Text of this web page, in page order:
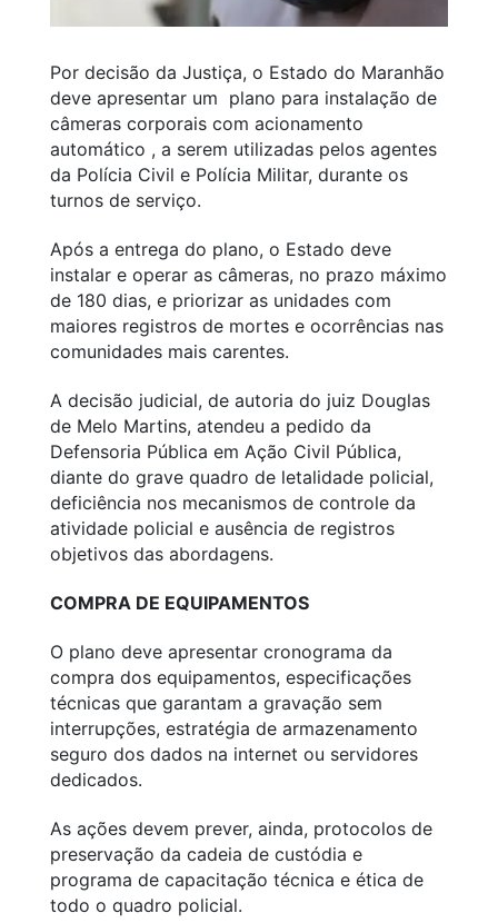
Por decisão da Justiça, o Estado do Maranhão
deve apresentar um plano para instalação de
câmeras corporais com acionamento
automático , a serem utilizadas pelos agentes
da Polícia Civil e Polícia Militar, durante os
turnos de serviço.
Após a entrega do plano, o Estado deve
instalar e operar as câmeras, no prazo máximo
de 180 dias, e priorizar as unidades com
maiores registros de mortes e ocorrências nas
comunidades mais carentes.
A decisão judicial, de autoria do juiz Douglas
de Melo Martins, atendeu a pedido da
Defensoria Pública em Ação Civil Pública,
diante do grave quadro de letalidade policial,
deficiência nos mecanismos de controle da
atividade policial e ausência de registros
objetivos das abordagens.
COMPRA DE EQUIPAMENTOS
O plano deve apresentar cronograma da
compra dos equipamentos, especificações
técnicas que garantam a gravação sem
interrupções, estratégia de armazenamento
seguro dos dados na internet ou servidores
dedicados.
As ações devem prever, ainda, protocolos de
preservação da cadeia de custódia e
programa de capacitação técnica e ética de
todo o quadro policial.